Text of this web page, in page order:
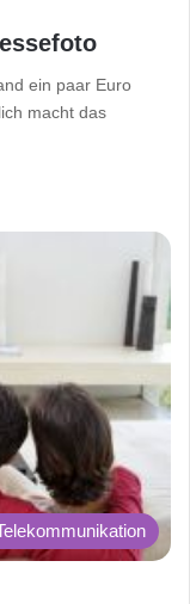
ein paar Euro
macht das